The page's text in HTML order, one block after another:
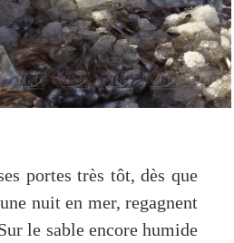
portes très tôt, dès que
nuit en mer, regagnent
le sable encore humide